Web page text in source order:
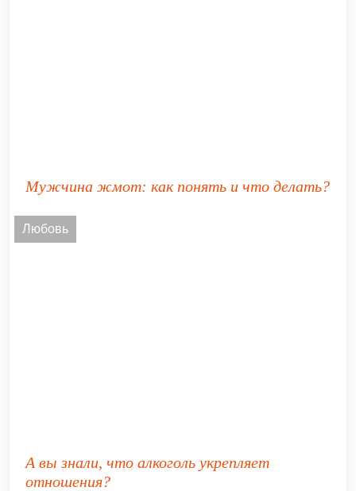
Мужчина жмот: как понять и что делать?
Любовь
А вы знали, что алкоголь укрепляет
отношения?